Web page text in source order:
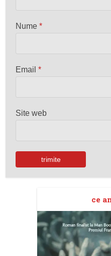
Nume*
Email*
Site web
ce